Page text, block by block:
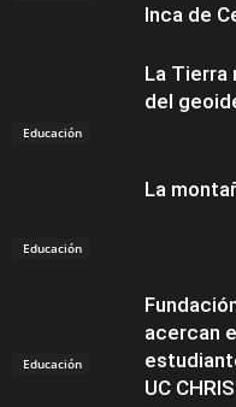
Inca de
Educación
La Tierra
del
Educación
La
Educación
acercan
UC